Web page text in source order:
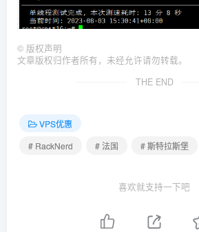
© 版权声明
文章版权归作者所有，未经允许请勿转载。
THE END
VPS优惠
# RackNerd
# 法国 # 斯特拉斯堡
喜欢就支持一下吧